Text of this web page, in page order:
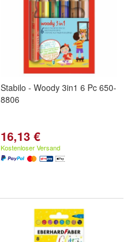
Stabilo - Woody 3in1 6 Pc 650-
8806
16,13 €
Kostenloser Versand